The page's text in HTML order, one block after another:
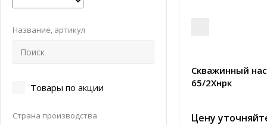
Название, артикул
Товары по акции
Страна производства
Скважинный
65/2Xнрк
Цену